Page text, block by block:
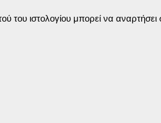
του ιστολογίου μπορεί να αναρτήσει